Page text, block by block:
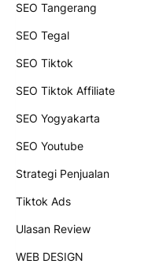
SEO Tangerang
SEO Tegal
SEO Tiktok
SEO Tiktok Affiliate
SEO Yogyakarta
SEO Youtube
Strategi Penjualan
Tiktok Ads
Ulasan Review
WEB DESIGN